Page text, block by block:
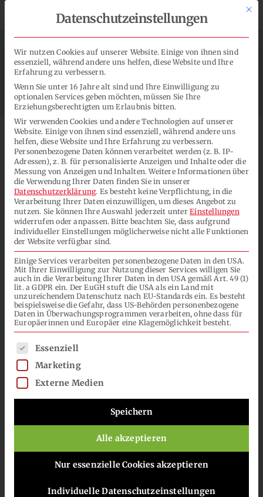
springen
Spendenprojekte für Soziales & Umwelt
Lacksysteme
Anwendungen
Unternehmen
Kontakt
SUCHE
NACH:
DE
Lösemittel UV-Lacke
Dank der Viskositätseinstellung mittels
Lösemittel kann beim Lösemittel UV-Lack
sogar „Monomer-frei“ formuliert werden.
Lösemittel UV-Systeme sind
gekennzeichnet durch die Erfüllung
höchster Ansprüche an Chemikalien-,
Kratz- und Witterungsbeständigkeiten.
Auftrag hauptsächlich durch
Spritzapplikation, aber auch im
Walzverfahren möglich.
Unsere Lacksysteme können theoretisch
auch auf Basis recycelter oder
nachwachsender Rohstoffe entwickelt
werden, nähere Infos finden Siehier.
Mit
Datenschutzeinstellungen
Wir nutzen Cookies auf unserer Website. Einige von ihnen sind
essenziell, während andere uns helfen, diese Website und Ihre
Erfahrung zu verbessern.
Wenn Sie unter 16 Jahre alt sind und Ihre Einwilligung zu
optionalen Services geben möchten, müssen Sie Ihre
Erziehungsberechtigten um Erlaubnis bitten.
Wir verwenden Cookies und andere Technologien auf unserer
Website. Einige von ihnen sind essenziell, während andere uns
helfen, diese Website und Ihre Erfahrung zu verbessern.
Personenbezogene Daten können verarbeitet werden (z. B. IP-
Adressen), z. B. für personalisierte Anzeigen und Inhalte oder die
Messung von Anzeigen und Inhalten. Weitere Informationen über
die Verwendung Ihrer Daten finden Sie in unserer
Datenschutzerklärung. Es besteht keine Verpflichtung, in die
Verarbeitung Ihrer Daten einzuwilligen, um dieses Angebot zu
nutzen. Sie können Ihre Auswahl jederzeit unterEinstellungen
widerrufen oder anpassen. Bitte beachten Sie, dass aufgrund
individueller Einstellungen möglicherweise nicht alle Funktionen
der Website verfügbar sind.
Einige Services verarbeiten personenbezogene Daten in den USA.
Mit Ihrer Einwilligung zur Nutzung dieser Services willigen Sie
auch in die Verarbeitung Ihrer Daten in den USA gemäß Art. 49 (1)
lit. a GDPR ein. Der EuGH stuft die USA als ein Land mit
unzureichendem Datenschutz nach EU-Standards ein. Es besteht
beispielsweise die Gefahr, dass US-Behörden personenbezogene
Daten in Überwachungsprogrammen verarbeiten, ohne dass für
Europäerinnen und Europäer eine Klagemöglichkeit besteht.
Es folgt eine Liste der Service-Gruppen, für die eine
Essenziell
Marketing
Externe Medien
Speichern
Alle akzeptieren
Nur essenzielle Cookies akzeptieren
Individuelle Datenschutzeinstellungen